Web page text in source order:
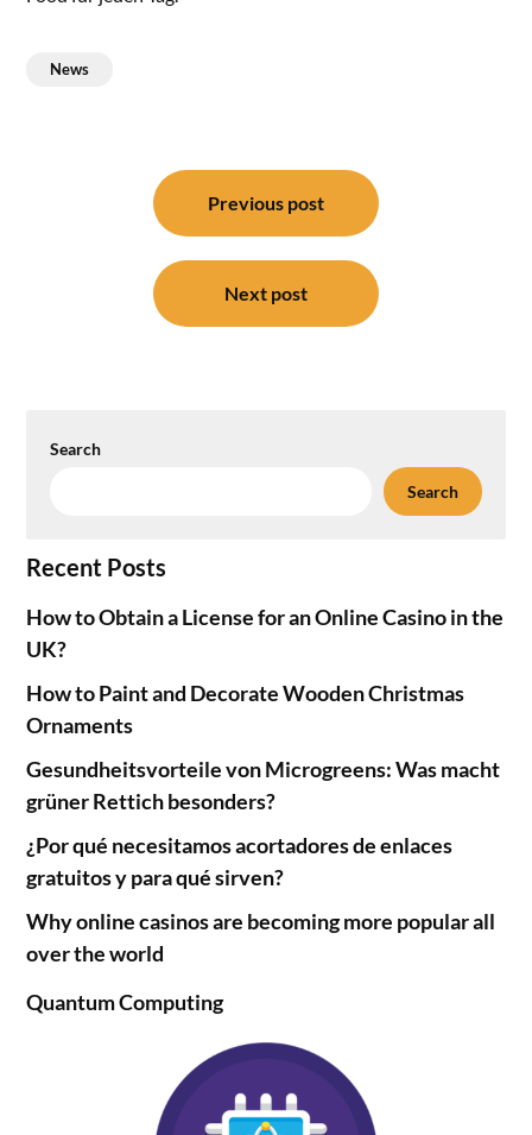
News
Previous post
Next post
Search
Search
Recent Posts
How to Obtain a License for an Online Casino in the
UK?
How to Paint and Decorate Wooden Christmas
Ornaments
Gesundheitsvorteile von Microgreens: Was macht
grüner Rettich besonders?
¿Por qué necesitamos acortadores de enlaces
gratuitos y para qué sirven?
Why online casinos are becoming more popular all
over the world
Quantum Computing